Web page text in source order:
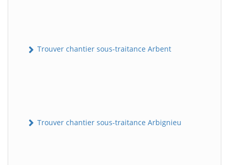
Trouver chantier sous-traitance Arbent
Trouver chantier sous-traitance Arbignieu